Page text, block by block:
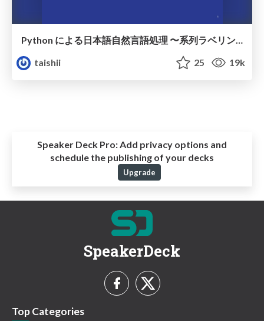
taishii
25 19k
Speaker Deck Pro:Add privacy options and
schedule the publishing of your decks
Upgrade
SpeakerDeck
Top Categories